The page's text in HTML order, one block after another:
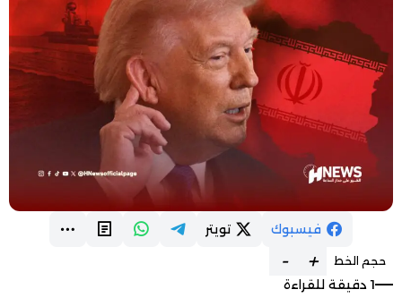
فيسبوك تويتر
حجم الخط +
-
1 دقيقة للقراءة